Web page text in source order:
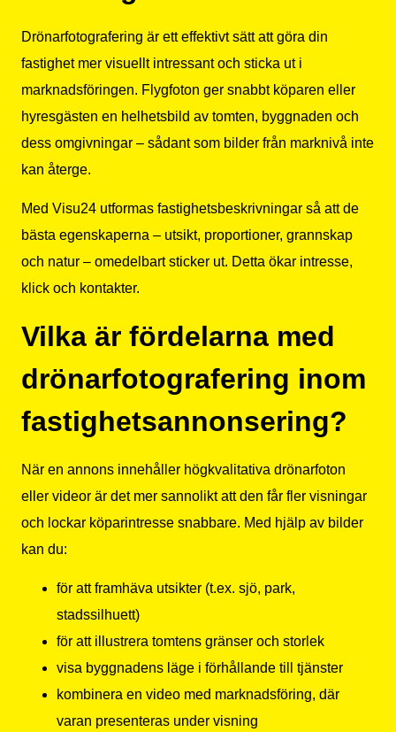
Drönarfotografering är ett effektivt sätt att göra din
fastighet mer visuellt intressant och sticka ut i
marknadsföringen. Flygfoton ger snabbt köparen eller
hyresgästen en helhetsbild av tomten, byggnaden och
dess omgivningar – sådant som bilder från marknivå inte
kan återge.
Med Visu24 utformas fastighetsbeskrivningar så att de
bästa egenskaperna – utsikt, proportioner, grannskap
och natur – omedelbart sticker ut. Detta ökar intresse,
klick och kontakter.
Vilka är fördelarna med
drönarfotografering inom
fastighetsannonsering?
När en annons innehåller högkvalitativa drönarfoton
eller videor är det mer sannolikt att den får fler visningar
och lockar köparintresse snabbare. Med hjälp av bilder
kan du:
för att framhäva utsikter (t.ex. sjö, park,
stadssilhuett)
för att illustrera tomtens gränser och storlek
visa byggnadens läge i förhållande till tjänster
kombinera en video med marknadsföring, där
varan presenteras under visning